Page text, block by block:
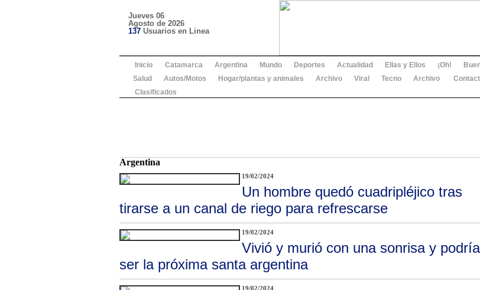
Jueves 06
Agosto de 2026
137 Usuarios en Linea
Inicio Catamarca Argentina Mundo Deportes Actualidad Ellas y Ellos ¡Oh!
Salud
Autos/Motos Hogar/plantas y animales Archivo Viral Tecno Archivo
Clasificados
Argentina
19/02/2024
Un hombre quedó cuadripléjico tras
tirarse a un canal de riego para refrescarse
19/02/2024
Vivió y murió con una sonrisa y podría
ser la próxima santa argentina
19/02/2024